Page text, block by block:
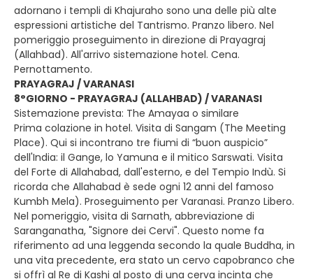
adornano i templi di Khajuraho sono una delle più alte
espressioni artistiche del Tantrismo. Pranzo libero. Nel
pomeriggio proseguimento in direzione di Prayagraj
(Allahbad). All'arrivo sistemazione hotel. Cena.
Pernottamento.
PRAYAGRAJ / VARANASI
8°GIORNO - PRAYAGRAJ (ALLAHBAD) / VARANASI
Sistemazione prevista: The Amayaa o similare
Prima colazione in hotel. Visita di Sangam (The Meeting
Place). Qui si incontrano tre fiumi di “buon auspicio”
dell'India: il Gange, lo Yamuna e il mitico Sarswati. Visita
del Forte di Allahabad, dall'esterno, e del Tempio Indù. Si
ricorda che Allahabad è sede ogni 12 anni del famoso
Kumbh Mela). Proseguimento per Varanasi. Pranzo Libero.
Nel pomeriggio, visita di Sarnath, abbreviazione di
Saranganatha, "Signore dei Cervi". Questo nome fa
riferimento ad una leggenda secondo la quale Buddha, in
una vita precedente, era stato un cervo capobranco che
si offrì al Re di Kashi al posto di una cerva incinta che